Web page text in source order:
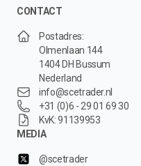
CONTACT
Postadres:
Olmenlaan 144
1404 DH Bussum
Nederland
info@scetrader.nl
+31 (0)6 - 29 01 69 30
KvK: 91139953
MEDIA
@scetrader